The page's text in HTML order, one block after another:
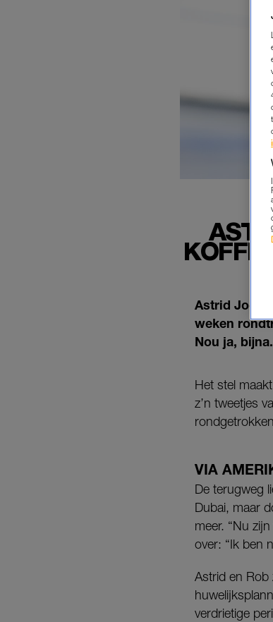
Astrid
weken
Nou ja,
Het stel
z’n tweetjes
VIA
De terugweg
Dubai, maar
meer. “Nu
over: “Ik ben
Astrid en Rob
verdrietige